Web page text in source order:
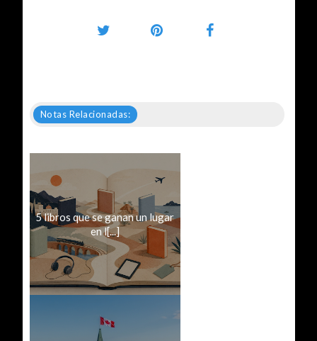
Notas Relacionadas:
5 libros que se ganan un lugar
en l[...]